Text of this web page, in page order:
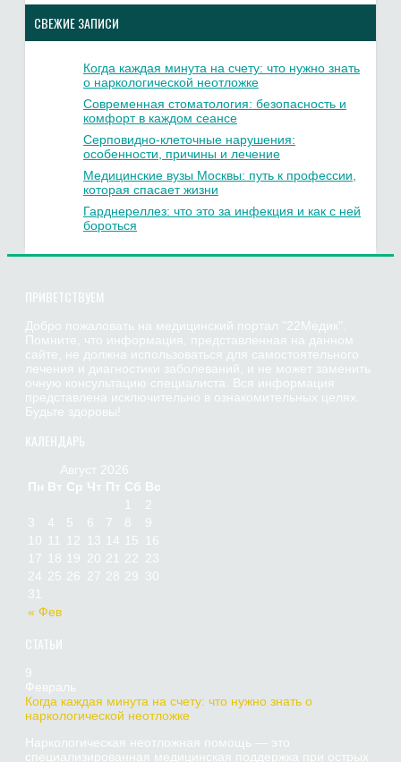
СВЕЖИЕ ЗАПИСИ
Когда каждая минута на счету: что нужно знать
о наркологической неотложке
Современная стоматология: безопасность и
комфорт в каждом сеансе
Серповидно-клеточные нарушения:
особенности, причины и лечение
Медицинские вузы Москвы: путь к профессии,
которая спасает жизни
Гарднереллез: что это за инфекция и как с ней
бороться
ПРИВЕТСТВУЕМ
Добро пожаловать на медицинский портал "22Медик".
Помните, что информация, представленная на данном
сайте, не должна использоваться для самостоятельного
лечения и диагностики заболеваний, и не может заменить
очную консультацию специалиста. Вся информация
представлена исключительно в ознакомительных целях.
Будьте здоровы!
КАЛЕНДАРЬ
Август 2026
Пн Вт Ср Чт Пт Сб Вс
« Фев
2
3
4 5 6 7 8
9
10
12 13 14 15
16
17
18 19 20 21 22 23
24 25 26 27 28 29 30
31
СТАТЬИ
9
Февраль
Когда каждая минута на счету: что нужно знать о
наркологической неотложке
Наркологическая неотложная помощь — это
специализированная медицинская поддержка при острых